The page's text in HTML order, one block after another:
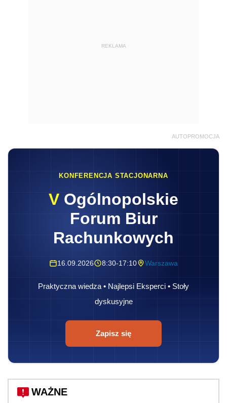
REKLAMA
AUTOPROMOCJA
KONFERENCJA STACJONARNA
V Ogólnopolskie
Forum Biur
Rachunkowych
16.09.2026 8:30-17:10 Warszawa
Praktyczna wiedza • Najlepsi Eksperci • Stoły
dyskusyjne
Zapisz się
WAŻNE